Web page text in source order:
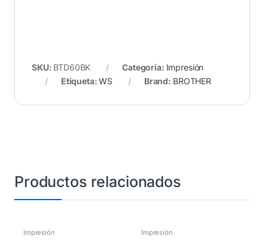
SKU: BTD60BK Categoría: Impresión
Etiqueta:WS Brand: BROTHER
Productos relacionados
Impresión Impresión